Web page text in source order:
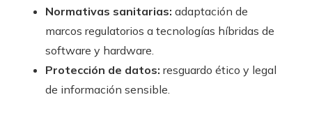
Normativas sanitarias: adaptación de
marcos regulatorios a tecnologías híbridas de
software y hardware.
Protección de datos: resguardo ético y legal
de información sensible.